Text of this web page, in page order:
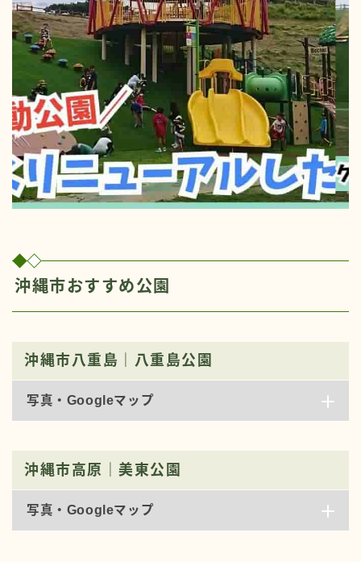
沖縄市おすすめ公園
沖縄市八重島｜八重島公園
写真・Googleマップ
沖縄市高原｜美東公園
写真・Googleマップ